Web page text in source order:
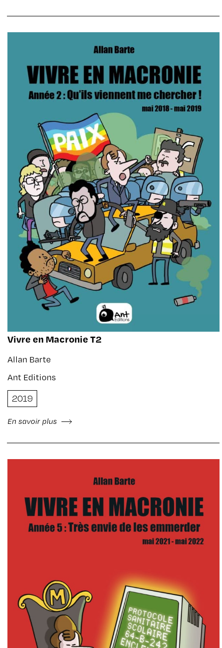
Vivre en Macronie T2
Allan Barte
Ant Editions
2019
En savoir plus